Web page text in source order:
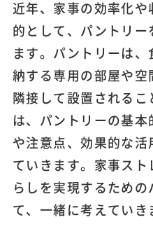
近年、家事の効率化
的として、パントリ
ます。パントリーは
納する専用の部屋や
隣接して設置される
は、パントリーの基
や注意点、効果的な
ていきます。家事ス
らしを実現するため
て、一緒に考えていき